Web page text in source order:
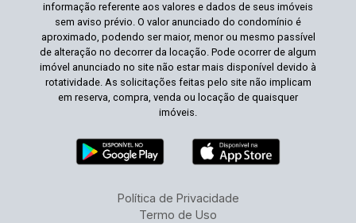
informação referente aos valores e dados de seus imóveis
sem aviso prévio. O valor anunciado do condomínio é
aproximado, podendo ser maior, menor ou mesmo passível
de alteração no decorrer da locação. Pode ocorrer de algum
imóvel anunciado no site não estar mais disponível devido à
rotatividade. As solicitações feitas pelo site não implicam
em reserva, compra, venda ou locação de quaisquer
imóveis.
Política de Privacidade
Termo de Uso